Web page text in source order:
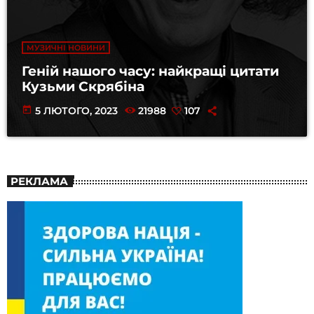
МУЗИЧНІ НОВИНИ
Геній нашого часу: найкращі цитати
Кузьми Скрябіна
today 5 ЛЮТОГО, 2023 21988 107
РЕКЛАМА